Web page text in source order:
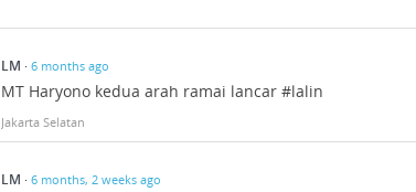
LM · 6 months ago
MT Haryono kedua arah ramai lancar #lalin
Jakarta Selatan
LM · 6 months, 2 weeks ago